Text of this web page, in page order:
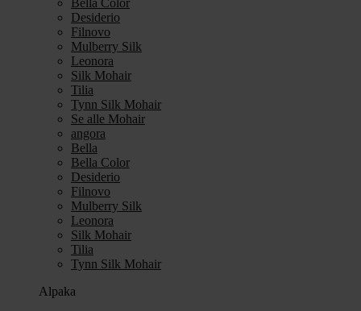
Bella Color
Desiderio
Filnovo
Mulberry Silk
Leonora
Silk Mohair
Tilia
Tynn Silk Mohair
Se alle Mohair
angora
Bella
Bella Color
Desiderio
Filnovo
Mulberry Silk
Leonora
Silk Mohair
Tilia
Tynn Silk Mohair
Alpaka